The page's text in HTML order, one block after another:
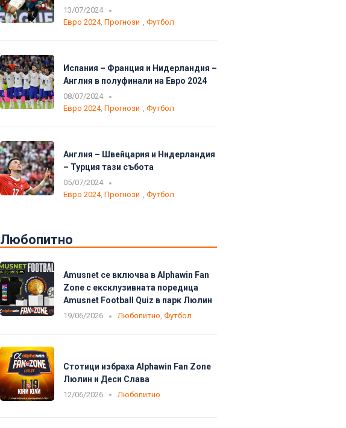
13/07/2024
Евро 2024, Прогнози , Футбол
Испания – Франция и Нидерландия –
Англия в полуфинали на Евро 2024
08/07/2024
Евро 2024, Прогнози , Футбол
Англия – Швейцария и Нидерландия
– Турция тази събота
05/07/2024
Евро 2024, Прогнози , Футбол
Любопитно
Amusnet се включва в Alphawin Fan
Zone с ексклузивната поредица
Amusnet Football Quiz в парк Люлин
19/06/2026 Любопитно, Футбол
Стотици избраха Alphawin Fan Zone
Люлин и Деси Слава
12/06/2026 Любопитно